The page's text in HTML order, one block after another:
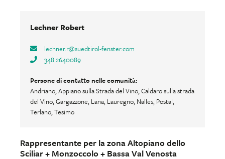
Lechner Robert
lechner.r@suedtirol-fenster.com
348 2640089
Persone di contatto nelle comunità:
Andriano, Appiano sulla Strada del Vino, Caldaro sulla strada
del Vino, Gargazzone, Lana, Lauregno, Nalles, Postal,
Terlano, Tesimo
Rappresentante per la zona Altopiano dello
Sciliar + Monzoccolo + Bassa Val Venosta